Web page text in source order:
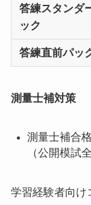
答練スタンダ
ック
答練直前パッ
測量士補対策
測量士補合
（公開模試
学習経験者向け